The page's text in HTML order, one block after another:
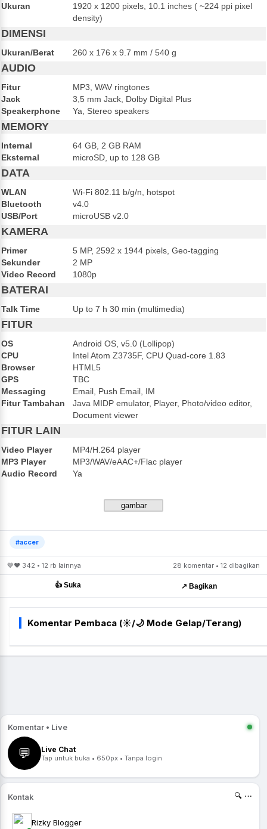
Ukuran
1920 x 1200 pixels, 10.1 inches ( ~224 ppi pixel
density)
DIMENSI
Ukuran/Berat 260 x 176 x 9.7 mm / 540 g
AUDIO
Fitur
MP3, WAV ringtones
Jack
3,5 mm Jack, Dolby Digital Plus
Speakerphone
Ya, Stereo speakers
MEMORY
Internal
64 GB, 2 GB RAM
Eksternal
microSD, up to 128 GB
DATA
WLAN
Wi-Fi 802.11 b/g/n, hotspot
Bluetooth
v4.0
USB/Port
microUSB v2.0
KAMERA
Primer
5 MP, 2592 х 1944 pixels, Geo-tagging
Sekunder
2 MP
Video Record
1080p
BATERAI
Talk Time Up to 7 h 30 min (multimedia)
FITUR
OS
Android OS, v5.0 (Lollipop)
CPU
Intel Atom Z3735F, CPU Quad-core 1.83
Browser
HTML5
GPS
TBC
Messaging
Email, Push Email, IM
Fitur Tambahan
Java MIDP emulator, Player, Photo/video editor,
Document viewer
FITUR LAIN
Video Player
MP4/H.264 player
MP3 Player
MP3/WAV/eAAC+/Flac player
Audio Record
Ya
#accer
💙❤️ 342 • 12 rb lainnya 28 komentar • 12 dibagikan
👍 Suka ↗️ Bagikan
Komentar Pembaca (☀️/🌙 Mode Gelap/Terang)
Komentar • Live
💬 Live Chat
Tap untuk buka • 650px • Tanpa login
Kontak 🔍 ⋯
Rizky Blogger